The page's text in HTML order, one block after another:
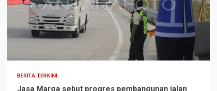
BERITA TERKINI
Jasa Marga sebut progres pembangunan jalan